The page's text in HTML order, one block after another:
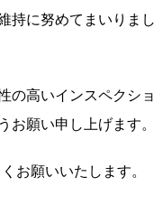
持に努めてまいりま
の高いインスペクシ
お願い申し上げます。
お願いいたします。